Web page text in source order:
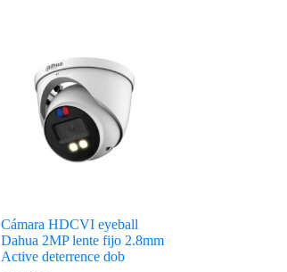
Cámara HDCVI eyeball
Dahua 2MP lente fijo 2.8mm
Active deterrence dob